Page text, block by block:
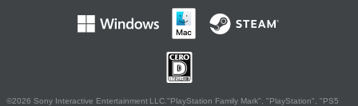
©2026 Sony Interactive Entertainment LLC."PlayStation Family Mark", "PlayStation", "PS5